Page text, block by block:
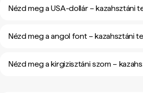
Nézd meg a USA-dollár – kazahsztáni
Nézd meg a angol font – kazahsztáni
Nézd meg a kirgizisztáni szom –